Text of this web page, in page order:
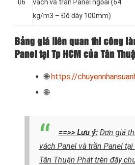
06 vách và trần Panel ngoài (64
kg/m3 – Độ dày 100mm)
Bảng giá liên quan thi công
Panel tại Tp HCM của Tân
🌐https://
🌐
==>> Lưu ý: Đơn giá
vách Panel và trần Panel
Tân Thuận Phát trên đây